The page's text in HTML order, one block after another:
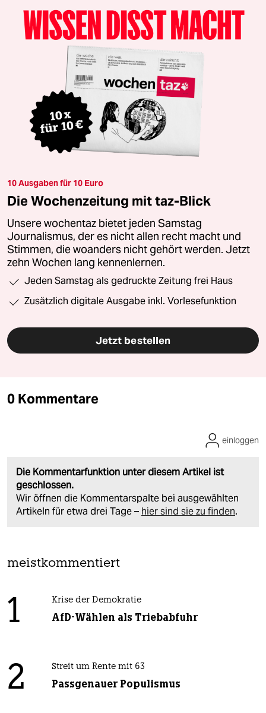
10 Ausgaben für 10 Euro
Die Wochenzeitung mit taz-Blick
Unsere wochentaz bietet jeden Samstag
Journalismus, der es nicht allen recht macht und
Stimmen, die woanders nicht gehört werden. Jetzt
zehn Wochen lang kennenlernen.
Jeden Samstag als gedruckte Zeitung frei Haus
Zusätzlich digitale Ausgabe inkl. Vorlesefunktion
Jetzt bestellen
0 Kommentare
Die Kommentarfunktion unter diesem Artikel ist
geschlossen.
Wir öffnen die Kommentarspalte bei ausgewählten
Artikeln für etwa drei Tage – hier sind sie zu finden.
einloggen
meistkommentiert
1 Krise der Demokratie
AfD-Wählen als Triebabfuhr
2 Streit um Rente mit 63
Passgenauer Populismus